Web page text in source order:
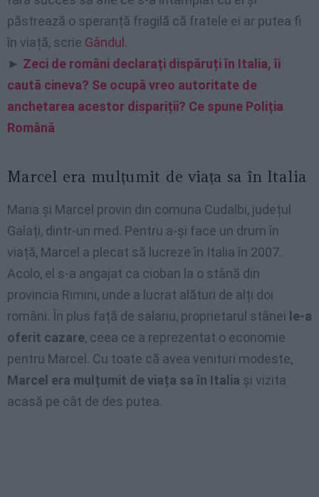
păstrează o speranță fragilă că fratele ei ar putea fi
în viață, scrie Gândul .
► Zeci de români declarați dispăruți în Italia, îi
caută cineva? Se ocupă vreo autoritate de
anchetarea acestor dispariții? Ce spune Poliția
Română
Marcel era mulțumit de viața sa în Italia
Maria și Marcel provin din comuna Cudalbi, județul
Galați, dintr-un med. Pentru a-și face un drum în
viață, Marcel a plecat să lucreze în Italia în 2007.
Acolo, el s-a angajat ca cioban la o stână din
provincia Rimini, unde a lucrat alături de alți doi
români. În plus față de salariu, proprietarul stânei le-a
oferit cazare, ceea ce a reprezentat o economie
pentru Marcel. Cu toate că avea venituri modeste,
Marcel era mulțumit de viața sa în Italia și vizita
acasă pe cât de des putea.